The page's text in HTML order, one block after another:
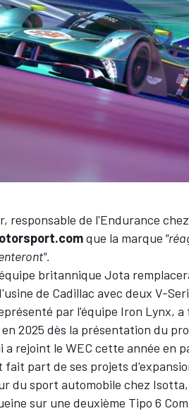
responsable de l'Endurance
que la marque
britannique Jota
de Cadillac avec deux V-
par l'équipe Iron Lynx,
2025 dès la présentation du
rejoint le WEC cette année en
fait part de ses projets
du sport automobile chez
sur une deuxième Tipo 6